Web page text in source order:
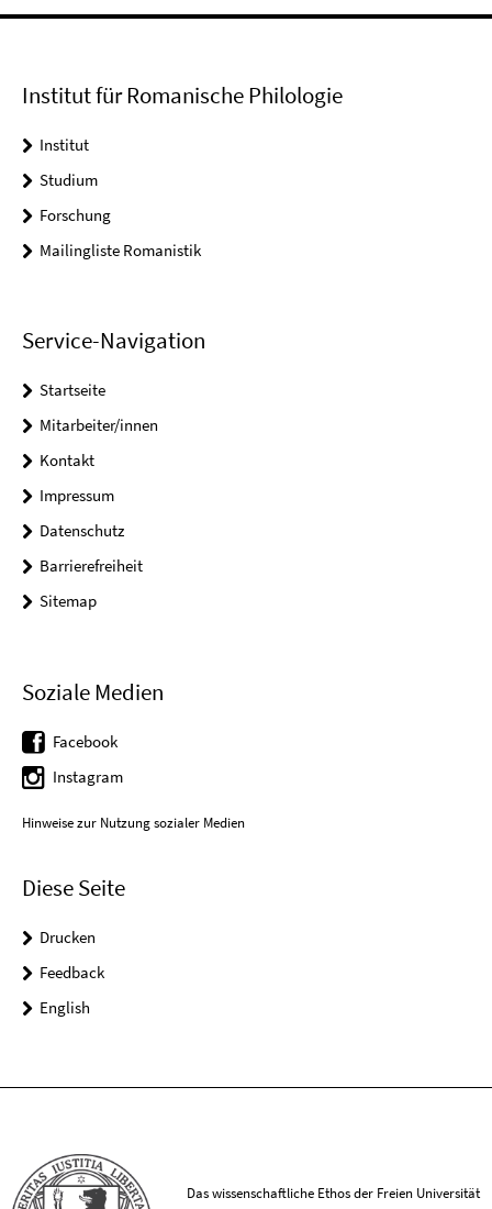
Institut für Romanische Philologie
Institut
Studium
Forschung
Mailingliste Romanistik
Service-Navigation
Startseite
Mitarbeiter/innen
Kontakt
Impressum
Datenschutz
Barrierefreiheit
Sitemap
Soziale Medien
Facebook
Instagram
Hinweise zur Nutzung sozialer Medien
Diese Seite
Drucken
Feedback
English
Das wissenschaftliche Ethos der Freien Universität